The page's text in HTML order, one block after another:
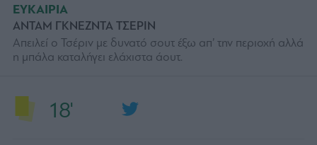
18'
ΕΥΚΑΙΡΙΑ
ΑΝΤΑΜ ΓΚΝΕΖΝΤΑ ΤΣΕΡΙΝ
Απειλεί ο Τσέριν με δυνατό σουτ έξω απ’ την περιοχή αλλά
η μπάλα καταλήγει ελάχιστα άουτ.